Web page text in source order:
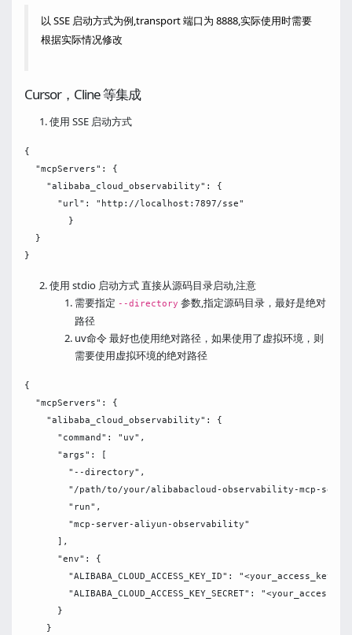
以 SSE 启动方式为例,transport 端口为 8888,实际使用时需要
根据实际情况修改
Cursor，Cline 等集成
使用 SSE 启动方式
{
  "mcpServers": {
    "alibaba_cloud_observability": {
      "url": "http://localhost:7897/sse"
        }
  }
使用 stdio 启动方式 直接从源码目录启动,注意
需要指定 --directory 参数,指定源码目录，最好是绝对
路径
uv命令 最好也使用绝对路径，如果使用了虚拟环境，则
需要使用虚拟环境的绝对路径
{
  "mcpServers": {
    "alibaba_cloud_observability": {
      "command": "uv",
      "args": [
        "--directory",
"/path/to/your/alibabacloud-observability-mcp-
        "run",
        "mcp-server-aliyun-observability"
      ],
      "env": {
"ALIBABA_CLOUD_ACCESS_KEY_ID":
"ALIBABA_CLOUD_ACCESS_KEY_SECRET":
      }
    }